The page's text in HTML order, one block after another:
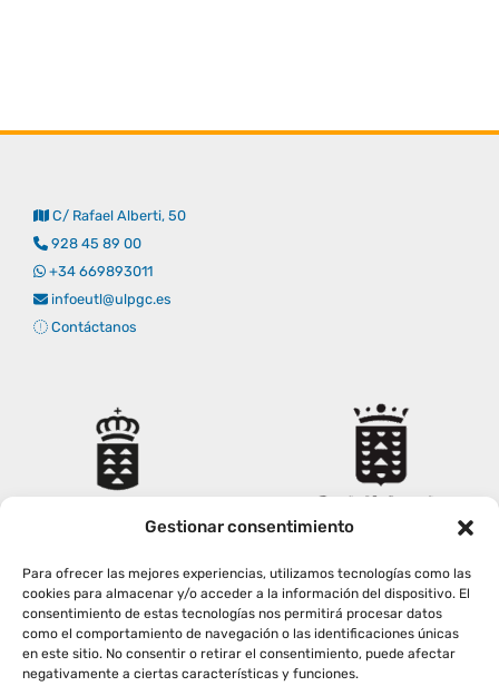
Gestionar consentimiento
Para ofrecer las mejores experiencias, utilizamos tecnologías como las
cookies para almacenar y/o acceder a la información del dispositivo. El
consentimiento de estas tecnologías nos permitirá procesar datos
como el comportamiento de navegación o las identificaciones únicas
en este sitio. No consentir o retirar el consentimiento, puede afectar
negativamente a ciertas características y funciones.
C/ Rafael Alberti, 50
928 45 89 00
+34 669893011
infoeutl@ulpgc.es
Contáctanos